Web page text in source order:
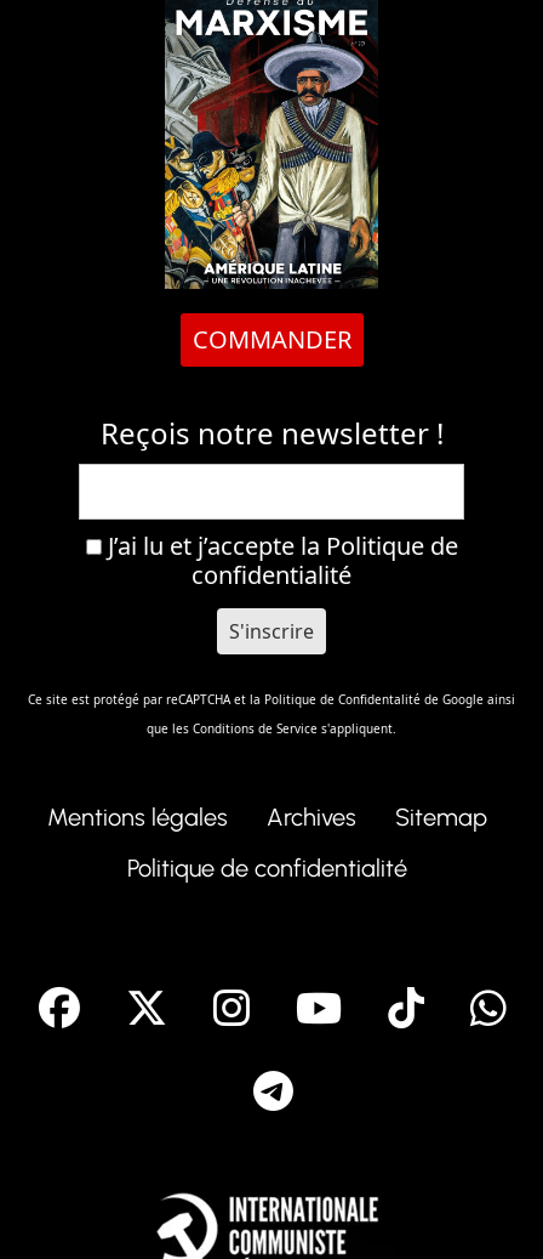
COMMANDER
Reçois notre newsletter !
J’ai lu et j’accepte la Politique de
confidentialité
Ce site est protégé par reCAPTCHA et la Politique de Confidentalité de Google ainsi
que les Conditions de Service s'appliquent.
Mentions légales Archives
Sitemap
Politique de confidentialité
facebook Instagram
Youtube
Tik